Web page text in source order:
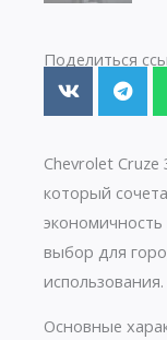
Поделиться
Chevrolet
который
выбор для
использования.
Основные